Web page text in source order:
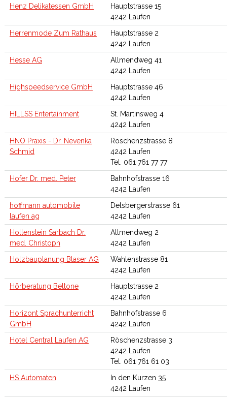
Henz Delikatessen GmbH
Hauptstrasse 15
4242 Laufen
Herrenmode Zum Rathaus
Hauptstrasse 2
4242 Laufen
Hesse AG
Allmendweg 41
4242 Laufen
Highspeedservice GmbH
Hauptstrasse 46
4242 Laufen
HILLSS Entertainment
St. Martinsweg 4
4242 Laufen
HNO Praxis - Dr. Nevenka
Schmid
Röschenzstrasse 8
4242 Laufen
Tel. 061 761 77 77
Hofer Dr. med. Peter
Bahnhofstrasse 16
4242 Laufen
hoffmann automobile
laufen ag
Delsbergerstrasse 61
4242 Laufen
Hollenstein Sarbach Dr.
med. Christoph
Allmendweg 2
4242 Laufen
Holzbauplanung Blaser AG
Wahlenstrasse 81
4242 Laufen
Hörberatung Beltone
Hauptstrasse 2
4242 Laufen
Horizont Sprachunterricht
GmbH
Bahnhofstrasse 6
4242 Laufen
Hotel Central Laufen AG
Röschenzstrasse 3
4242 Laufen
Tel. 061 761 61 03
HS Automaten
In den Kurzen 35
4242 Laufen